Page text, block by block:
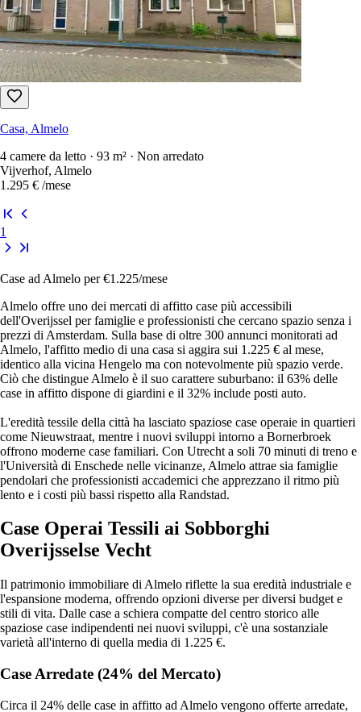
Casa, Almelo
4 camere da letto · 93 m² · Non arredato
Vijverhof, Almelo
1.295 € /mese
1
Case ad Almelo per €1.225/mese
Almelo offre uno dei mercati di affitto case più accessibili
dell'Overijssel per famiglie e professionisti che cercano spazio senza i
prezzi di Amsterdam. Sulla base di oltre 300 annunci monitorati ad
Almelo, l'affitto medio di una casa si aggira sui 1.225 € al mese,
identico alla vicina Hengelo ma con notevolmente più spazio verde.
Ciò che distingue Almelo è il suo carattere suburbano: il 63% delle
case in affitto dispone di giardini e il 32% include posti auto.
L'eredità tessile della città ha lasciato spaziose case operaie in quartieri
come Nieuwstraat, mentre i nuovi sviluppi intorno a Bornerbroek
offrono moderne case familiari. Con Utrecht a soli 70 minuti di treno e
l'Università di Enschede nelle vicinanze, Almelo attrae sia famiglie
pendolari che professionisti accademici che apprezzano il ritmo più
lento e i costi più bassi rispetto alla Randstad.
Case Operai Tessili ai Sobborghi
Overijsselse Vecht
Il patrimonio immobiliare di Almelo riflette la sua eredità industriale e
l'espansione moderna, offrendo opzioni diverse per diversi budget e
stili di vita. Dalle case a schiera compatte del centro storico alle
spaziose case indipendenti nei nuovi sviluppi, c'è una sostanziale
varietà all'interno di quella media di 1.225 €.
Case Arredate (24% del Mercato)
Circa il 24% delle case in affitto ad Almelo vengono offerte arredate,